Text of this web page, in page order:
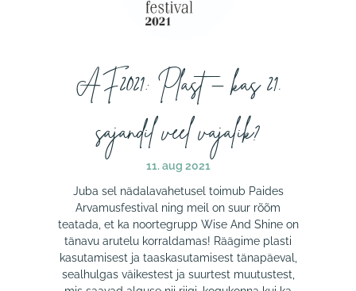
AF2021: Plast – kas 21.
sajandil veel vajalik?
11. aug 2021
Juba sel nädalavahetusel toimub Paides
Arvamusfestival ning meil on suur rõõm
teatada, et ka noortegrupp Wise And Shine on
tänavu arutelu korraldamas! Räägime plasti
kasutamisest ja taaskasutamisest tänapäeval,
sealhulgas väikestest ja suurtest muutustest,